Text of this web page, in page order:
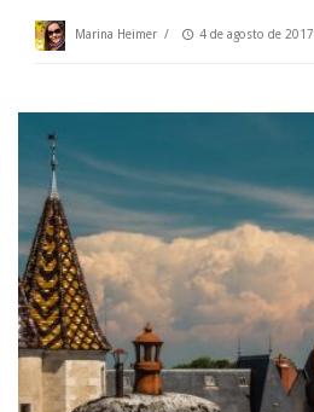
Marina Heimer / 4 de agosto de 2017